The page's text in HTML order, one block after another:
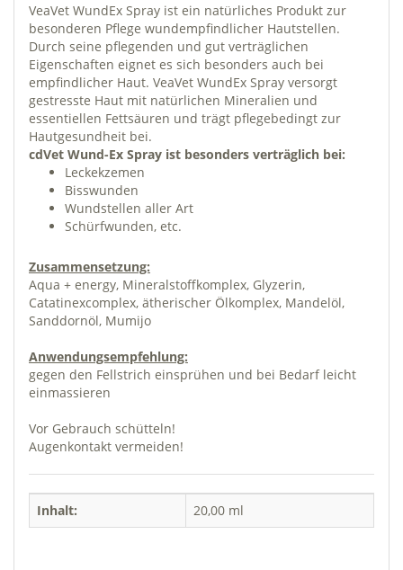
VeaVet WundEx Spray ist ein natürliches Produkt zur
besonderen Pflege wundempfindlicher Hautstellen.
Durch seine pflegenden und gut verträglichen
Eigenschaften eignet es sich besonders auch bei
empfindlicher Haut. VeaVet WundEx Spray versorgt
gestresste Haut mit natürlichen Mineralien und
essentiellen Fettsäuren und trägt pflegebedingt zur
Hautgesundheit bei.
cdVet Wund-Ex Spray ist besonders verträglich bei:
Leckekzemen
Bisswunden
Wundstellen aller Art
Schürfwunden, etc.
Zusammensetzung:
Aqua + energy, Mineralstoffkomplex, Glyzerin,
Catatinexcomplex, ätherischer Ölkomplex, Mandelöl,
Sanddornöl, Mumijo
Anwendungsempfehlung:
gegen den Fellstrich einsprühen und bei Bedarf leicht
einmassieren
Vor Gebrauch schütteln!
Augenkontakt vermeiden!
Inhalt: 20,00 ml